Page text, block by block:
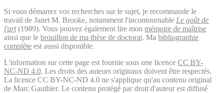
Si vous démarrez vos recherches sur le sujet, je recommande le
travail de Janet M. Brooke, notamment l'incontournable Le goût de
l'art(1989). Vous pouvez également lire mon mémoire de maîtrise
ainsi que le brouillon de ma thèse de doctorat. Ma bibliographie
complète est aussi disponible.
L'information sur cette page est fournie sous une licence CC BY-
NC-ND 4.0. Les droits des auteurs originaux doivent être respectés.
La licence CC BY-NC-ND 4.0 ne s'applique qu'au contenu original
de Marc Gauthier. Le contenu protégé par droit d'auteur est diffusé